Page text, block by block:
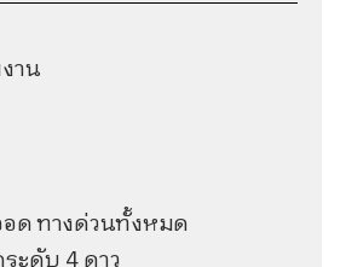
าน
ด ทางด่วนทั้งหมด